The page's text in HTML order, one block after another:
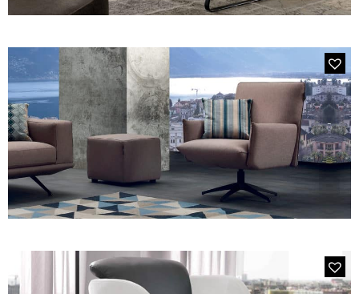
MODÈLE P318 EASTWAY
Fauteuil Vintage en Cuir Marron
MODÈLE P35